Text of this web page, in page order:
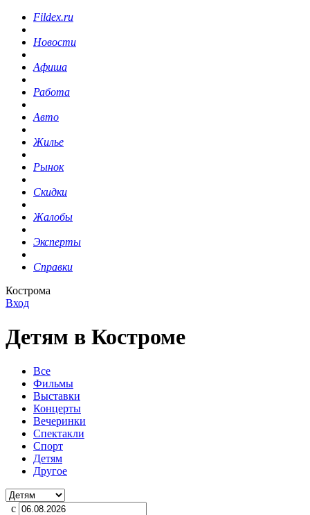
Fildex.ru
Новости
Афиша
Работа
Авто
Жилье
Рынок
Скидки
Жалобы
Эксперты
Справки
Кострома
Вход
Детям в Костроме
Все
Фильмы
Выставки
Концерты
Вечеринки
Спектакли
Спорт
Детям
Другое
с